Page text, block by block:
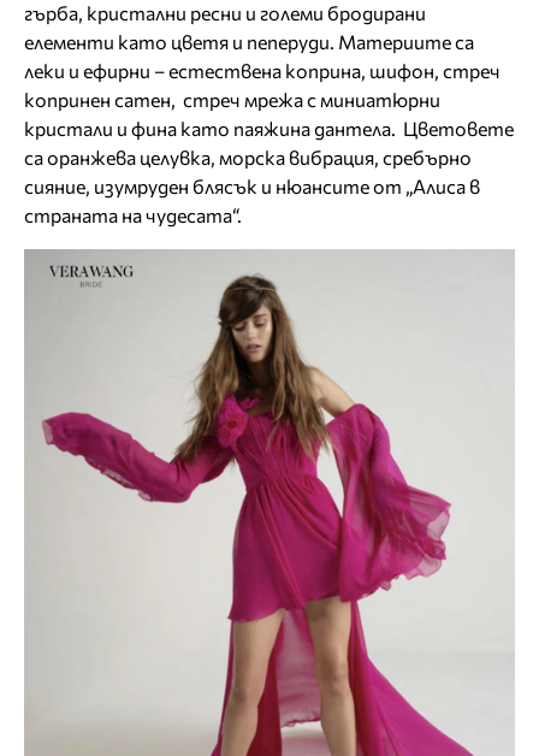
гърба, кристални ресни и големи бродирани
елементи като цветя и пеперуди. Материите са
леки и ефирни – естествена коприна, шифон, стреч
копринен сатен, стреч мрежа с миниатюрни
кристали и фина като паяжина дантела. Цветовете
са оранжева целувка, морска вибрация, сребърно
сияние, изумруден блясък и нюансите от „Алиса в
страната на чудесата“.